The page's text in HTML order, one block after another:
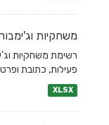
משחקיות
רשימת משחקיות
פעילות, כתובת ופרטי
XLSX